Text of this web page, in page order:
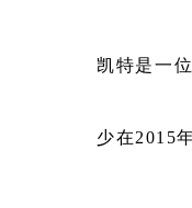
凯特是一
少在2015